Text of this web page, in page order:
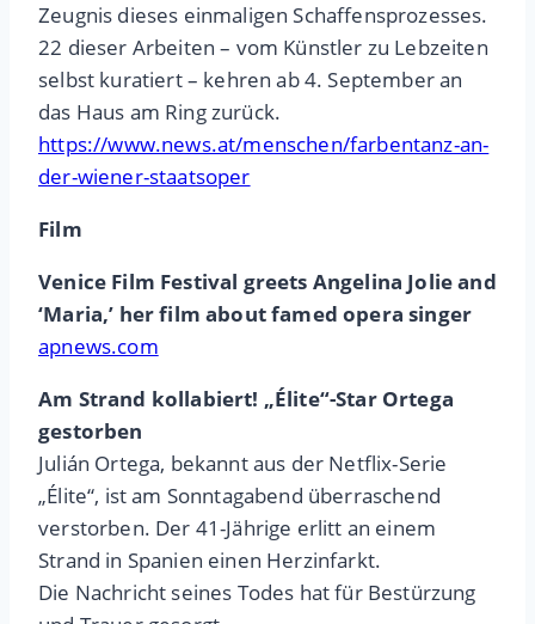
Zeugnis dieses einmaligen Schaffensprozesses.
22 dieser Arbeiten – vom Künstler zu Lebzeiten
selbst kuratiert – kehren ab 4. September an
das Haus am Ring zurück.
https://www.news.at/menschen/farbentanz-an-
der-wiener-staatsoper
Film
Venice Film Festival greets Angelina Jolie and
‘Maria,’ her film about famed opera singer
apnews.com
Am Strand kollabiert! „Élite“-Star Ortega
gestorben
Julián Ortega, bekannt aus der Netflix-Serie
„Élite“, ist am Sonntagabend überraschend
verstorben. Der 41-Jährige erlitt an einem
Strand in Spanien einen Herzinfarkt.
Die Nachricht seines Todes hat für Bestürzung